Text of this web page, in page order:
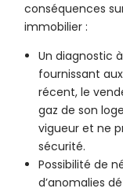
conséquences
immobilier :
Un diagnostic
fournissant
récent, le
gaz de son
vigueur et ne
sécurité.
Possibilité de
d’anomalies